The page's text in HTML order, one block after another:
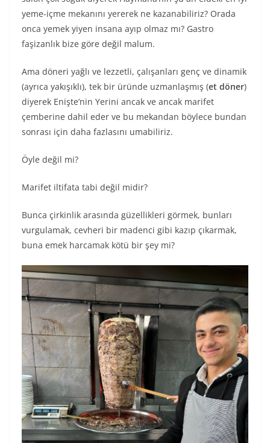
yeme-içme mekanını yererek ne kazanabiliriz? Orada
onca yemek yiyen insana ayıp olmaz mı? Gastro
faşizanlık bize göre değil malum.
Ama döneri yağlı ve lezzetli, çalışanları genç ve dinamik
(ayrıca yakışıklı), tek bir üründe uzmanlaşmış (et döner)
diyerek Enişte’nin Yerini ancak ve ancak marifet
çemberine dahil eder ve bu mekandan böylece bundan
sonrası için daha fazlasını umabiliriz.
Öyle değil mi?
Marifet iltifata tabi değil midir?
Bunca çirkinlik arasında güzellikleri görmek, bunları
vurgulamak, cevheri bir madenci gibi kazıp çıkarmak,
buna emek harcamak kötü bir şey mi?